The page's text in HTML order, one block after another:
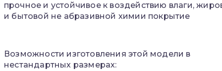
прочное и устойчивое к воздействию влаги,
и бытовой не абразивной химии покрытие
Возможности изготовления этой модели в
нестандартных размерах: